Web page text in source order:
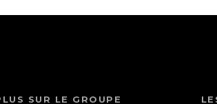
SUR LE GROUPE